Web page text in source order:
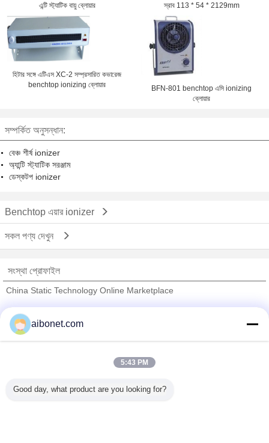
এন্টি স্ট্যাটিক বায়ু ব্লোয়ার
স্রাব 113 * 54 * 2129mm
হিটার সঙ্গে এটিএস XC-2 সম্প্রসারিত কভারেজ
benchtop ionizing ব্লোয়ার
BFN-801 benchtop এসি ionizing
ব্লোয়ার
সম্পর্কিত অনুসন্ধান:
বেঞ্চ শীর্ষ ionizer
অ্যান্টি স্ট্যাটিক সরঞ্জাম
ডেস্কটপ ionizer
Benchtop এয়ার ionizer
সকল পণ্য দেখুন
সংস্থা প্রোফাইল
China Static Technology Online Marketplace
Trust Seal
aibonet.com
5:43 PM
Good day, what product are you looking for?